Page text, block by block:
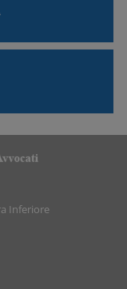
Inferiore